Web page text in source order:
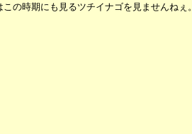
の時期にも見るツチイナゴを見ませんねぇ。